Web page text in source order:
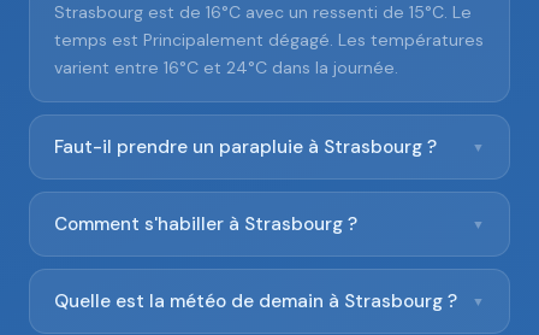
Strasbourg est de 16°C avec un ressenti de 15°C. Le
temps est Principalement dégagé. Les températures
varient entre 16°C et 24°C dans la journée.
Faut-il prendre un parapluie à Strasbourg ? ▼
Comment s'habiller à Strasbourg ? ▼
Quelle est la météo de demain à Strasbourg ? ▼